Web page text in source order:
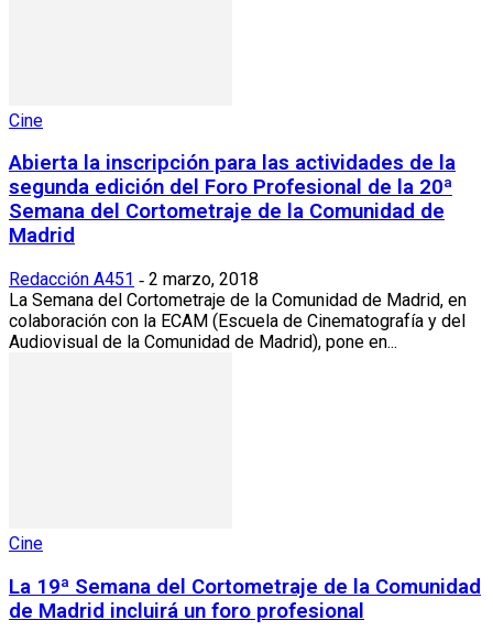
Cine
Abierta la inscripción para las actividades de la
segunda edición del Foro Profesional de la 20ª
Semana del Cortometraje de la Comunidad de
Madrid
Redacción A451 - 2 marzo, 2018
La Semana del Cortometraje de la Comunidad de Madrid, en
colaboración con la ECAM (Escuela de Cinematografía y del
Audiovisual de la Comunidad de Madrid), pone en...
Cine
La 19ª Semana del Cortometraje de la Comunidad
de Madrid incluirá un foro profesional